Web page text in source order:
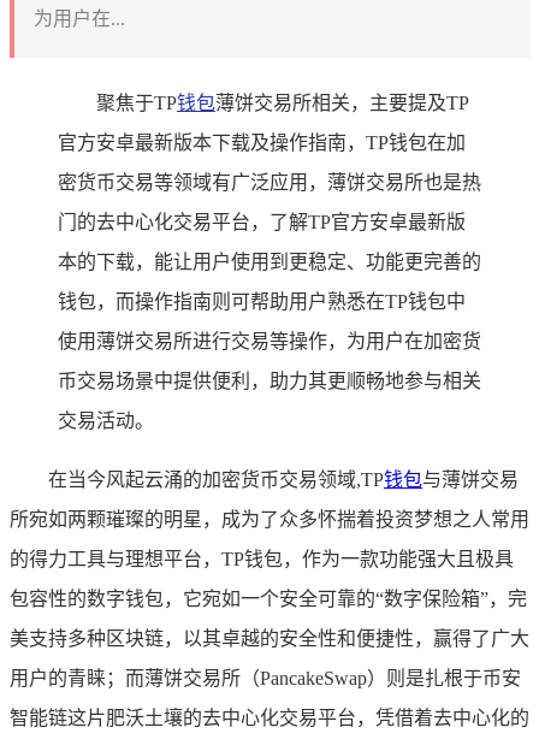
为用户在...
聚焦于TP钱包薄饼交易所相关，主要提及TP
官方安卓最新版本下载及操作指南，TP钱包在加
密货币交易等领域有广泛应用，薄饼交易所也是热
门的去中心化交易平台，了解TP官方安卓最新版
本的下载，能让用户使用到更稳定、功能更完善的
钱包，而操作指南则可帮助用户熟悉在TP钱包中
使用薄饼交易所进行交易等操作，为用户在加密货
币交易场景中提供便利，助力其更顺畅地参与相关
交易活动。
在当今风起云涌的加密货币交易领域,TP钱包与薄饼交易
所宛如两颗璀璨的明星，成为了众多怀揣着投资梦想之人常用
的得力工具与理想平台，TP钱包，作为一款功能强大且极具
包容性的数字钱包，它宛如一个安全可靠的“数字保险箱”，完
美支持多种区块链，以其卓越的安全性和便捷性，赢得了广大
用户的青睐；而薄饼交易所（PancakeSwap）则是扎根于币安
智能链这片肥沃土壤的去中心化交易平台，凭借着去中心化的